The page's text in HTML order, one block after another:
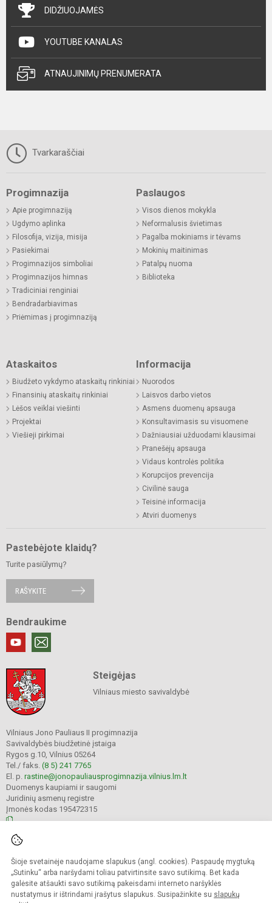
Šioje svetainėje naudojame slapukus (angl. cookies). Paspaudę mygtuką
„Sutinku“ arba naršydami toliau patvirtinsite savo sutikimą. Bet kada
galėsite atšaukti savo sutikimą pakeisdami interneto naršyklės
nustatymus ir ištrindami įrašytus slapukus. Susipažinkite su slapukų
DIDŽIUOJAMĖS
YOUTUBE KANALAS
ATNAUJINIMŲ PRENUMERATA
Tvarkaraščiai
Progimnazija
Apie progimnaziją
Ugdymo aplinka
Filosofija, vizija, misija
Pasiekimai
Progimnazijos simboliai
Progimnazijos himnas
Tradiciniai renginiai
Bendradarbiavimas
Priėmimas į progimnaziją
Paslaugos
Visos dienos mokykla
Neformalusis švietimas
Pagalba mokiniams ir tėvams
Mokinių maitinimas
Patalpų nuoma
Biblioteka
Ataskaitos
Biudžeto vykdymo ataskaitų rinkiniai
Finansinių ataskaitų rinkiniai
Lėšos veiklai viešinti
Projektai
Viešieji pirkimai
Informacija
Nuorodos
Laisvos darbo vietos
Asmens duomenų apsauga
Konsultavimasis su visuomene
Dažniausiai užduodami klausimai
Pranešėjų apsauga
Vidaus kontrolės politika
Korupcijos prevencija
Civilinė sauga
Teisinė informacija
Atviri duomenys
Pastebėjote klaidų?
Turite pasiūlymų?
RAŠYKITE
Bendraukime
Steigėjas
Vilniaus miesto savivaldybė
Vilniaus Jono Pauliaus II progimnazija
Savivaldybės biudžetinė įstaiga
Rygos g.10, Vilnius 05264
Tel./ faks. (8 5) 241 7765
El. p. rastine@jonopauliausprogimnazija.vilnius.lm.lt
Duomenys kaupiami ir saugomi
Juridinių asmenų registre
Įmonės kodas 195472315
Kopijuoti turinį be raštiško įstaigos administracijos sutikimo griežtai draudžiama.
Prieinamumo paraiška Slapukų politika